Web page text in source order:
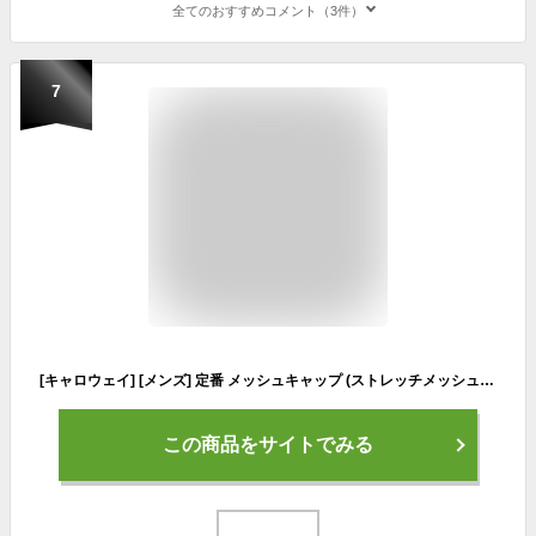
全てのおすすめコメント（3件）
7
[キャロウェイ] [メンズ] 定番 メッシュキャップ (ストレッチメッシュ・ツアーモデル) / 帽子 ゴルフ / C22990103 1011_ブラック/ホワイト FR
この商品をサイトでみる